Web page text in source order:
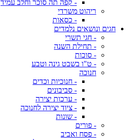
- קפה תה סוכר וחלב עמיד
ריהוט משרדי
- כסאות
חגים ונושאים נלמדים
- חגי תשרי
- תחילת השנה
- סוכות
- ט"ו בשבט גינה וטבע
חנוכה
- חנוכיות וכדים
- סביבונים
- ערכות יצירה
- ציוד יצירה לחנוכה
- שונות
- פורים
- פסח ואביב